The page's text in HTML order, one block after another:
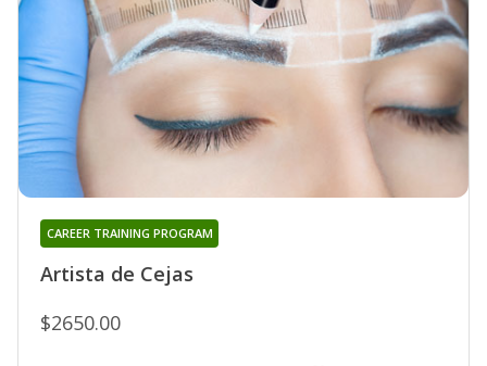
Artista de Cejas
CAREER TRAINING PROGRAM
$2650.00